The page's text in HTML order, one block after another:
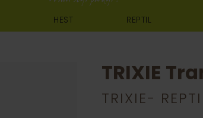
HEST REPTIL
TRIXIE
TRIXIE-